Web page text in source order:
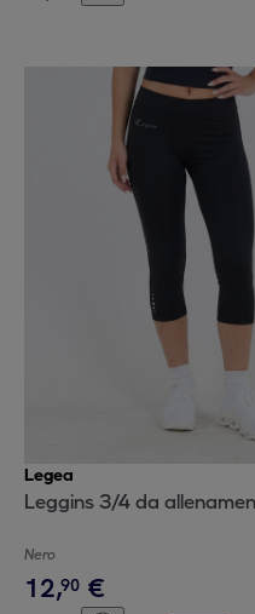
Legea
Leggins 3/4 da
Nero
12,90 €